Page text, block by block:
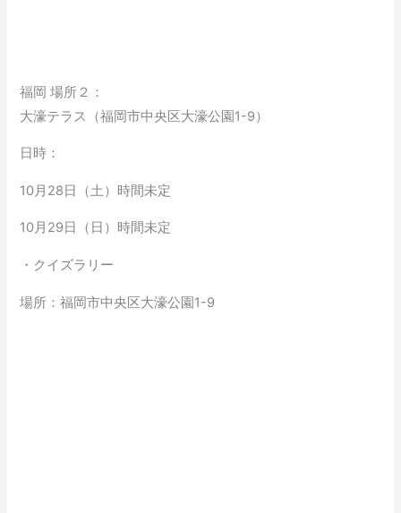
福岡 場所２：
大濠テラス（福岡市中央区大濠公園1-9）
日時：
10月28日（土）時間未定
10月29日（日）時間未定
・クイズラリー
場所：福岡市中央区大濠公園1-9